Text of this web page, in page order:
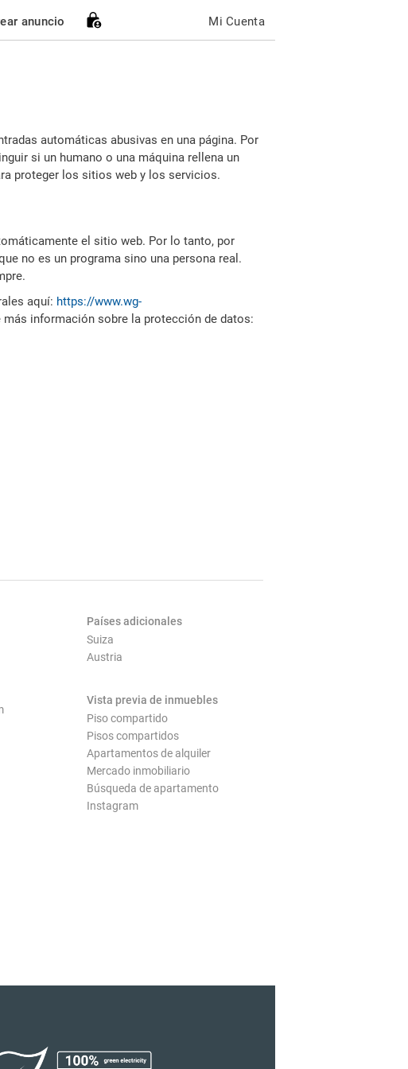
anuncio Mi Cuenta
automáticas abusivas en una página. Por
si un humano o una máquina rellena un
proteger los sitios web y los servicios.
el sitio web. Por lo tanto, por
no es un programa sino una persona real.
aquí: https://www.wg-
más información sobre la protección de datos:
Países adicionales
Suiza
Austria
Vista previa de inmuebles
Piso compartido
Pisos compartidos
Apartamentos de alquiler
Mercado inmobiliario
Búsqueda de apartamento
Instagram